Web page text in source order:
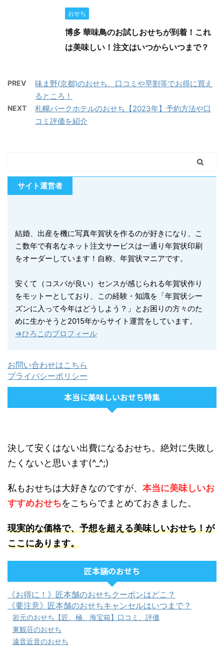
おせち
博多 華味鳥のお試しおせちが到着！これ
は美味しい！注文はいつからいつまで？
PREV
味ま野(京都)のおせち、口コミや早割等でお得に買え
るところ！
NEXT
札幌パークホテルのおせち【2023年】予約方法や口
コミ評価を紹介
サイト運営者
結婚、出産を機に写真年賀状を作るのが好きになり、こ
こ数年で有名なネット注文サービスは一通り年賀状印刷
をオーダーしています！自称、年賀状マニアです。
安くて（コスパが良い）センスが感じられる年賀状作り
をモットーとしており、この経験・知識を「年賀状シー
ズンに入って今年はどうしよう？」とお困りの方々のた
めに生かそうと2015年からサイト運営をしています。
⇒ひろこのプロフィール
お問い合わせはこちら
プライバシーポリシー
本当に美味しいおせち特集
決して安くはない出費になるおせち。絶対に失敗し
たくないと思います(^_^;)
私もおせちは大好きなのですが、 本当に美味しいお
すすめおせちをこちらでまとめておきました。
現実的な価格で、予想を超える美味しいおせち！が
ここにあります。
匠本舗のおせち
《お得に！》匠本舗のおせちクーポンはどこ？
《要注意》匠本舗のおせちキャンセルはいつまで？
岩元のおせち【匠、極、海宝箱】口コミ、評価
東観荘のおせち
遠音近音のおせち